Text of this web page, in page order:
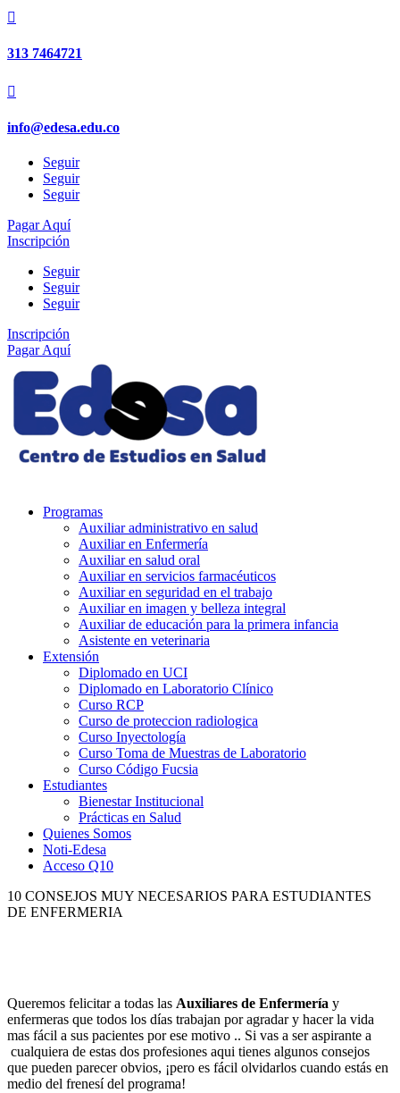

313 7464721

info@edesa.edu.co
Seguir
Seguir
Seguir
Pagar Aquí
Inscripción
Seguir
Seguir
Seguir
Inscripción
Pagar Aquí
Programas
Auxiliar administrativo en salud
Auxiliar en Enfermería
Auxiliar en salud oral
Auxiliar en servicios farmacéuticos
Auxiliar en seguridad en el trabajo
Auxiliar en imagen y belleza integral
Auxiliar de educación para la primera infancia
Asistente en veterinaria
Extensión
Diplomado en UCI
Diplomado en Laboratorio Clínico
Curso RCP
Curso de proteccion radiologica
Curso Inyectología
Curso Toma de Muestras de Laboratorio
Curso Código Fucsia
Estudiantes
Bienestar Institucional
Prácticas en Salud
Quienes Somos
Noti-Edesa
Acceso Q10
10 CONSEJOS MUY NECESARIOS PARA ESTUDIANTES
DE ENFERMERIA
Queremos felicitar a todas las Auxiliares de Enfermería y
enfermeras que todos los días trabajan por agradar y hacer la vida
mas fácil a sus pacientes por ese motivo .. Si vas a ser aspirante a
cualquiera de estas dos profesiones aqui tienes algunos consejos
que pueden parecer obvios, ¡pero es fácil olvidarlos cuando estás en
medio del frenesí del programa!